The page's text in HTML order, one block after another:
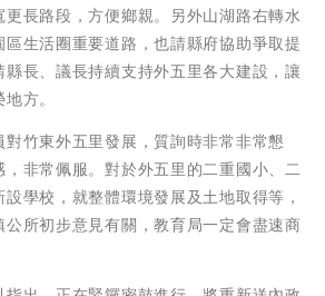
更長路段，方便鄉親。另外山湖路右轉水
生活圈重要道路，也請縣府協助爭取提
長、議長持續支持外五里各大建設，讓
方。
竹東外五里發展，質詢時非常非常懇
非常佩服。對於外五里的二重國小、二
學校，就整體環境發展及土地取得等，
所初步意見有關，教育局一定會盡速商